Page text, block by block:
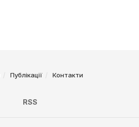
Публікації Контакти
RSS